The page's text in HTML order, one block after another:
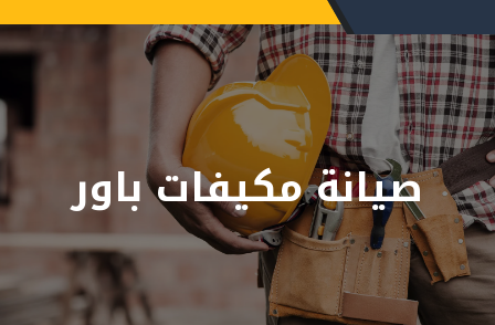
صيانة مكيفات باور